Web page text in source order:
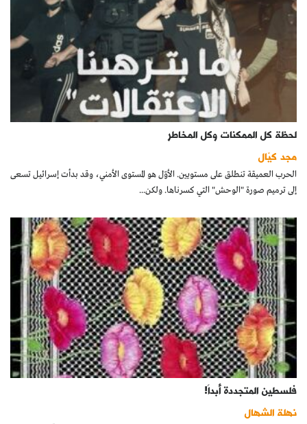
لحظة كل الممكنات وكل المخاطر
مجد كيّال
الحرب العميقة تنطلق على مستويين. الأوّل هو المستوى الأمني، وقد بدأت إسرائيل تسعى
إلى ترميم صورة "الوحش" التي كسرناها. ولكن...
فلسطين المتجددة أبداً!
نهلة الشهال